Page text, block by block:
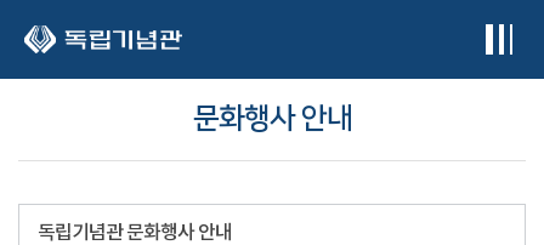
문화행사 안내
독립기념관 문화행사 안내